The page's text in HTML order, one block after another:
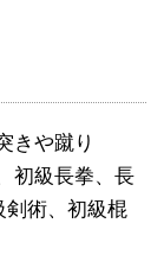
きや蹴り
初級長拳、長
術、 初級棍